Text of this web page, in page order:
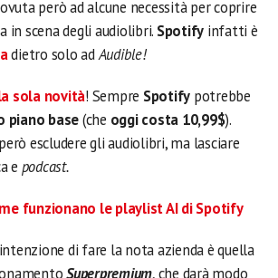
però ad alcune necessità per coprire
in scena degli audiolibri. Spotify infatti è
dietro solo adAudible!
sola novità! Sempre Spotify potrebbe
piano base(che oggi costa 10,99$).
escludere gli audiolibri, ma lasciare
e podcast.
funzionano le playlist AI di Spotify
di fare la nota azienda è quella
Superpremium, che darà modo